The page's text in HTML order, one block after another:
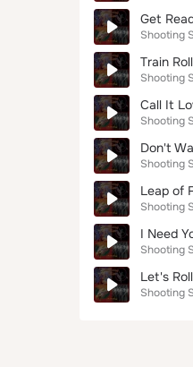
Get
Shooting
Train
Shooting
Call It
Shooting
Don't
Shooting
Leap of
Shooting
I Need
Shooting
Let's Roll
Shooting